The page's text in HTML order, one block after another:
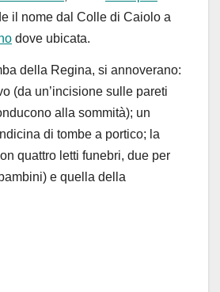
il nome dal Colle di Caiolo a
dove ubicata.
della Regina, si annoverano:
(da un’incisione sulle pareti
alla sommità); un
di tombe a portico; la
quattro letti funebri, due per
e quella della